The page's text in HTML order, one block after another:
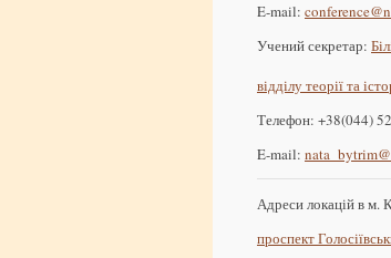
E-mail:
Учений секретар:
відділу теорії та
Телефон: +38(044)
E-mail:
Адреси локацій в м.
проспект